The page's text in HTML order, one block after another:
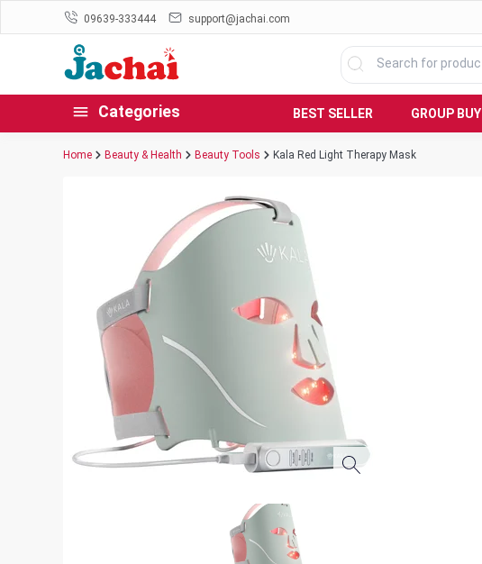
09639-333444 support@jachai.com
Categories BEST SELLER GROUP BUY
Home Beauty & Health Beauty Tools Kala Red Light Therapy Mask